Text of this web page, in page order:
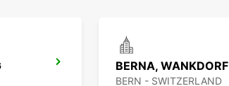
BERNA, WANKDORF
BERN - SWITZERLAND